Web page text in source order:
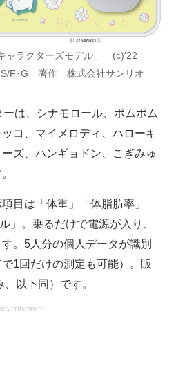
ャラクターズモデル」 (c)'22
F･G 著作 株式会社サンリオ
は、シナモロール、ポムポム
コ、マイメロディ、ハローキ
ズ、ハンギョドン、こぎみゅ
目は「体重」「体脂肪率」
」。乗るだけで電源が入り、
。5人分の個人データが識別
1回だけの測定も可能）。販
以下同）です。
advertisement